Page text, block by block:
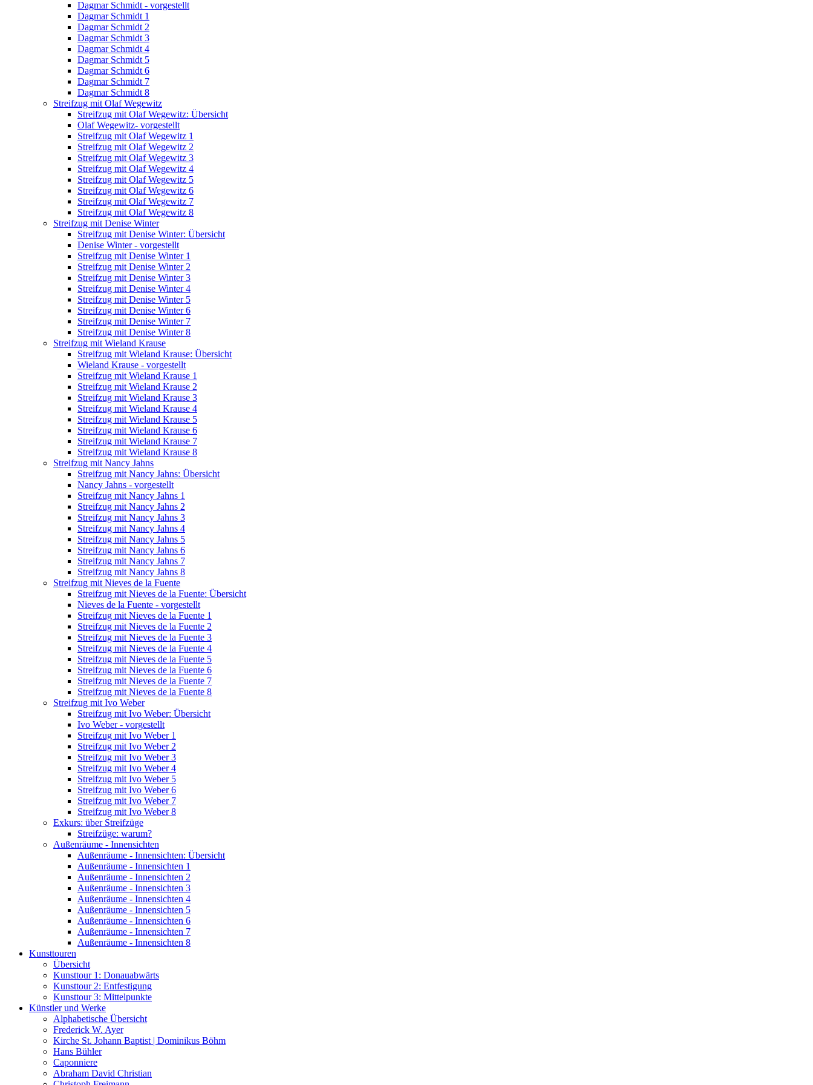
Dagmar Schmidt - vorgestellt
Dagmar Schmidt 1
Dagmar Schmidt 2
Dagmar Schmidt 3
Dagmar Schmidt 4
Dagmar Schmidt 5
Dagmar Schmidt 6
Dagmar Schmidt 7
Dagmar Schmidt 8
Streifzug mit Olaf Wegewitz
Streifzug mit Olaf Wegewitz: Übersicht
Olaf Wegewitz- vorgestellt
Streifzug mit Olaf Wegewitz 1
Streifzug mit Olaf Wegewitz 2
Streifzug mit Olaf Wegewitz 3
Streifzug mit Olaf Wegewitz 4
Streifzug mit Olaf Wegewitz 5
Streifzug mit Olaf Wegewitz 6
Streifzug mit Olaf Wegewitz 7
Streifzug mit Olaf Wegewitz 8
Streifzug mit Denise Winter
Streifzug mit Denise Winter: Übersicht
Denise Winter - vorgestellt
Streifzug mit Denise Winter 1
Streifzug mit Denise Winter 2
Streifzug mit Denise Winter 3
Streifzug mit Denise Winter 4
Streifzug mit Denise Winter 5
Streifzug mit Denise Winter 6
Streifzug mit Denise Winter 7
Streifzug mit Denise Winter 8
Streifzug mit Wieland Krause
Streifzug mit Wieland Krause: Übersicht
Wieland Krause - vorgestellt
Streifzug mit Wieland Krause 1
Streifzug mit Wieland Krause 2
Streifzug mit Wieland Krause 3
Streifzug mit Wieland Krause 4
Streifzug mit Wieland Krause 5
Streifzug mit Wieland Krause 6
Streifzug mit Wieland Krause 7
Streifzug mit Wieland Krause 8
Streifzug mit Nancy Jahns
Streifzug mit Nancy Jahns: Übersicht
Nancy Jahns - vorgestellt
Streifzug mit Nancy Jahns 1
Streifzug mit Nancy Jahns 2
Streifzug mit Nancy Jahns 3
Streifzug mit Nancy Jahns 4
Streifzug mit Nancy Jahns 5
Streifzug mit Nancy Jahns 6
Streifzug mit Nancy Jahns 7
Streifzug mit Nancy Jahns 8
Streifzug mit Nieves de la Fuente
Streifzug mit Nieves de la Fuente: Übersicht
Nieves de la Fuente - vorgestellt
Streifzug mit Nieves de la Fuente 1
Streifzug mit Nieves de la Fuente 2
Streifzug mit Nieves de la Fuente 3
Streifzug mit Nieves de la Fuente 4
Streifzug mit Nieves de la Fuente 5
Streifzug mit Nieves de la Fuente 6
Streifzug mit Nieves de la Fuente 7
Streifzug mit Nieves de la Fuente 8
Streifzug mit Ivo Weber
Streifzug mit Ivo Weber: Übersicht
Ivo Weber - vorgestellt
Streifzug mit Ivo Weber 1
Streifzug mit Ivo Weber 2
Streifzug mit Ivo Weber 3
Streifzug mit Ivo Weber 4
Streifzug mit Ivo Weber 5
Streifzug mit Ivo Weber 6
Streifzug mit Ivo Weber 7
Streifzug mit Ivo Weber 8
Exkurs: über Streifzüge
Streifzüge: warum?
Außenräume - Innensichten
Außenräume - Innensichten: Übersicht
Außenräume - Innensichten 1
Außenräume - Innensichten 2
Außenräume - Innensichten 3
Außenräume - Innensichten 4
Außenräume - Innensichten 5
Außenräume - Innensichten 6
Außenräume - Innensichten 7
Außenräume - Innensichten 8
Kunsttouren
Übersicht
Kunsttour 1: Donauabwärts
Kunsttour 2: Entfestigung
Kunsttour 3: Mittelpunkte
Künstler und Werke
Alphabetische Übersicht
Frederick W. Ayer
Kirche St. Johann Baptist | Dominikus Böhm
Hans Bühler
Caponniere
Abraham David Christian